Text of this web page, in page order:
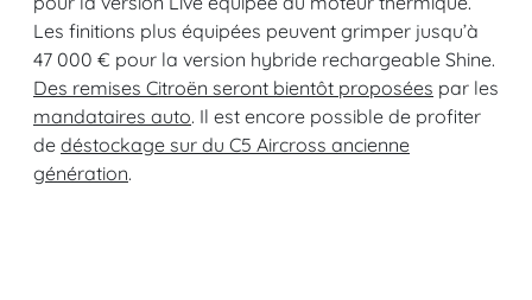
Les finitions plus équipées peuvent grimper jusqu’à
47 000 € pour la version hybride rechargeable Shine.
Des remises Citroën seront bientôt proposées par les
mandataires auto. Il est encore possible de profiter
de déstockage sur du C5 Aircross ancienne
génération.